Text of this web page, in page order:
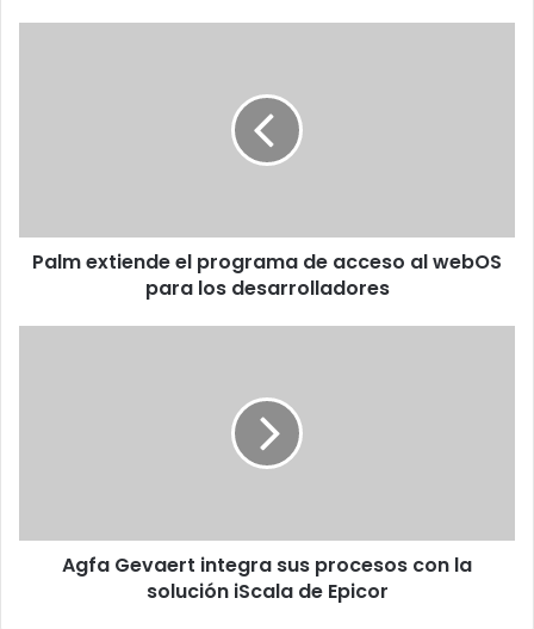
para
losPalm extiende el programa de acceso al webOS
para los desarrolladores
iScala
Agfa Gevaert integra sus procesos con la
solución iScala de Epicor